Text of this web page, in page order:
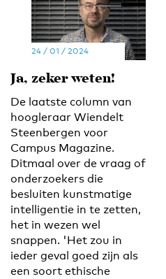
24 / 01 / 2024
Ja, zeker weten!
De laatste column van
hoogleraar Wiendelt
Steenbergen voor
Campus Magazine.
Ditmaal over de vraag of
onderzoekers die
besluiten kunstmatige
intelligentie in te zetten,
het in wezen wel
snappen. 'Het zou in
ieder geval goed zijn als
een soort ethische